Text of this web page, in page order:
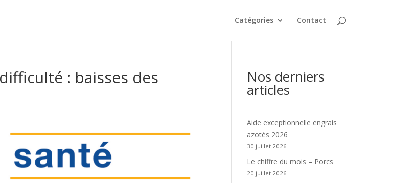
Catégories Contact
: baisses des Nos derniers
articles
Aide exceptionnelle engrais
azotés 2026
30 juillet 2026
Le chiffre du mois – Porcs
20 juillet 2026